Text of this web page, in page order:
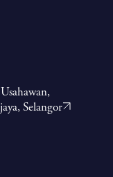
Selangor